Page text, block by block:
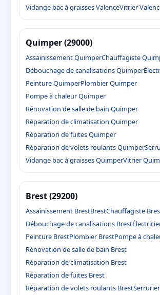
Vidange bac à graisses ValenceVitrier
Quimper (29000)
Assainissement QuimperChauffagiste
Débouchage de canalisations Quimper
Peinture QuimperPlombier Quimper
Pompe à chaleur Quimper
Rénovation de salle de bain Quimper
Réparation de climatisation Quimper
Réparation de fuites Quimper
Réparation de volets roulants Quimper
Vidange bac à graisses QuimperVitrier
Brest (29200)
Assainissement BrestBrestChauffagiste
Débouchage de canalisations Brest
Peinture BrestPlombier BrestPompe à
Rénovation de salle de bain Brest
Réparation de climatisation Brest
Réparation de fuites Brest
Réparation de volets roulants Brest